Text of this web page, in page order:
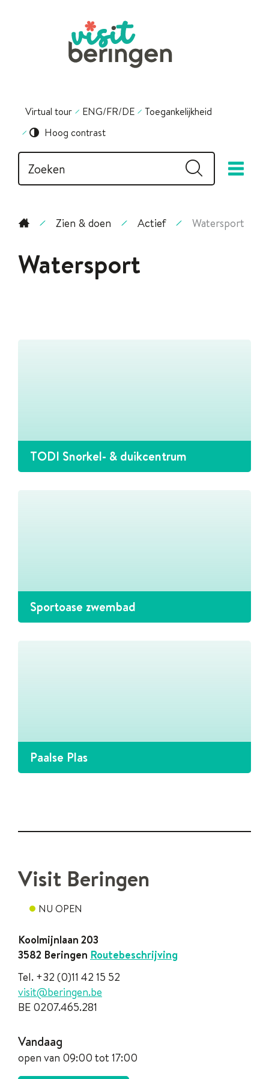
Visit
Beringen
Virtual tour ENG/FR/DE
Toegankelijkheid
Hoog contrast
Waarmee
kunnen
we
helpen?
Zoeken
Zien & doen Actief Watersport
Watersport
TODI Snorkel- & duikcentrum
Sportoase zwembad
Paalse Plas
Visit Beringen
NU OPEN
Contact
Koolmijnlaan 203
,3582 Beringen Routebeschrijving
Tel. +32 (0)11 42 15 52
E-
mail
visit@beringen.be
BTW
BE 0207.465.281
Openingsuren
Vandaag
open van 09:00 tot 17:00